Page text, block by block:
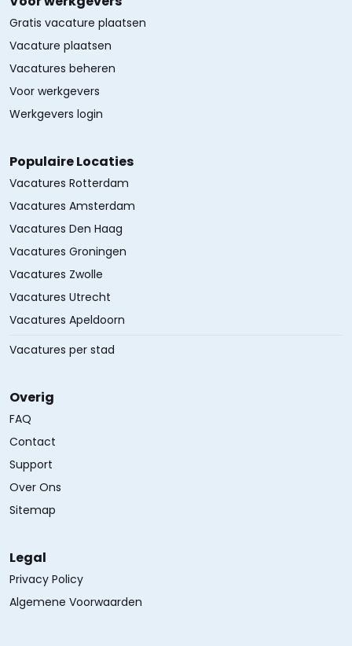
Gratis vacature plaatsen
Vacature plaatsen
Vacatures beheren
Voor werkgevers
Werkgevers login
Populaire Locaties
Vacatures Rotterdam
Vacatures Amsterdam
Vacatures Den Haag
Vacatures Groningen
Vacatures Zwolle
Vacatures Utrecht
Vacatures Apeldoorn
Vacatures per stad
Overig
FAQ
Contact
Support
Over Ons
Sitemap
Legal
Privacy Policy
Algemene Voorwaarden